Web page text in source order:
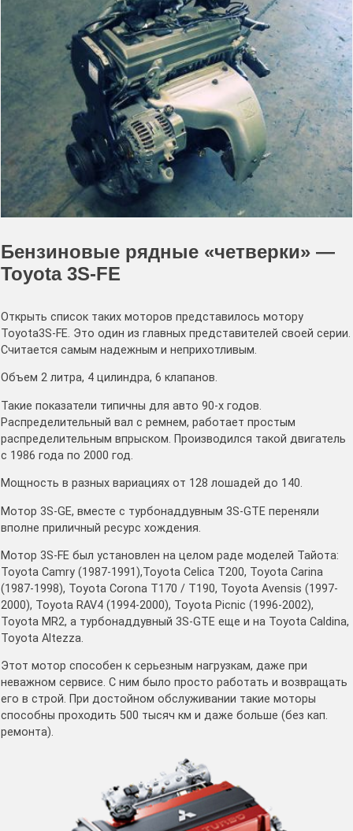
Бензиновые рядные «четверки» —
Toyota 3S-FE
Открыть список таких моторов представилось мотору
Toyota3S-FE. Это один из главных представителей своей серии.
Считается самым надежным и неприхотливым.
Объем 2 литра, 4 цилиндра, 6 клапанов.
Такие показатели типичны для авто 90-х годов.
Распределительный вал с ремнем, работает простым
распределительным впрыском. Производился такой двигатель
с 1986 года по 2000 год.
Мощность в разных вариациях от 128 лошадей до 140.
Мотор 3S-GE, вместе с турбонаддувным 3S-GTE переняли
вполне приличный ресурс хождения.
Мотор 3S-FE был установлен на целом раде моделей Тайота:
Toyota Camry (1987-1991),Toyota Celica T200, Toyota Carina
(1987-1998), Toyota Corona T170 / T190, Toyota Avensis (1997-
2000), Toyota RAV4 (1994-2000), Toyota Picnic (1996-2002),
Toyota MR2, а турбонаддувный 3S-GTE еще и на Toyota Caldina,
Toyota Altezza.
Этот мотор способен к серьезным нагрузкам, даже при
неважном сервисе. С ним было просто работать и возвращать
его в строй. При достойном обслуживании такие моторы
способны проходить 500 тысяч км и даже больше (без кап.
ремонта).